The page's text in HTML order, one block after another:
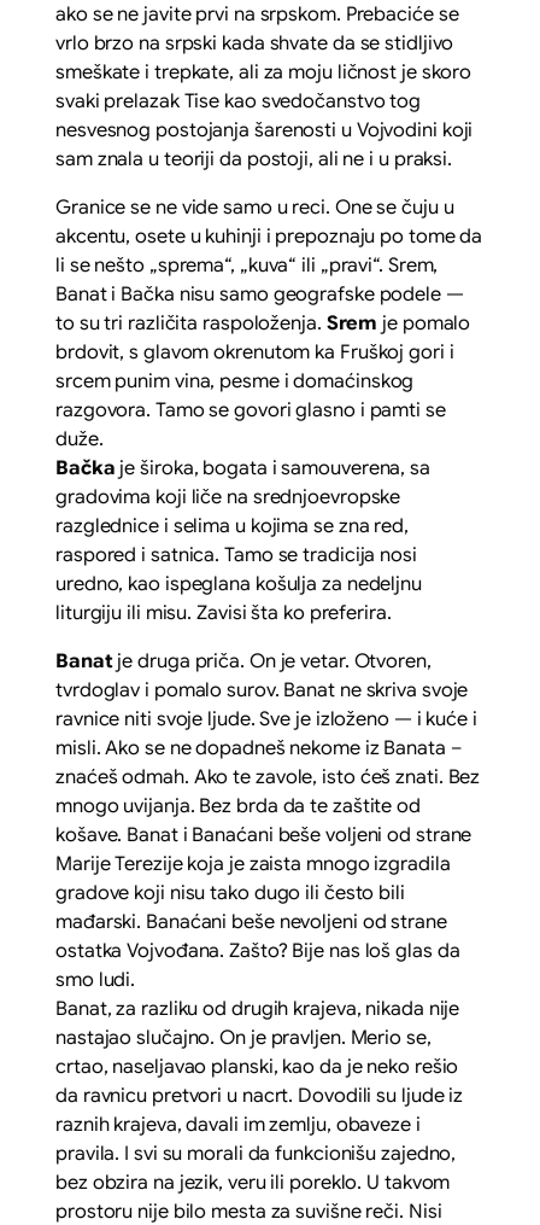
ako se ne javite prvi na srpskom. Prebaciće se
vrlo brzo na srpski kada shvate da se stidljivo
smeškate i trepkate, ali za moju ličnost je skoro
svaki prelazak Tise kao svedočanstvo tog
nesvesnog postojanja šarenosti u Vojvodini koji
sam znala u teoriji da postoji, ali ne i u praksi.
Granice se ne vide samo u reci. One se čuju u
akcentu, osete u kuhinji i prepoznaju po tome da
li se nešto „sprema“, „kuva“ ili „pravi“. Srem,
Banat i Bačka nisu samo geografske podele —
to su tri različita raspoloženja. Srem je pomalo
brdovit, s glavom okrenutom ka Fruškoj gori i
srcem punim vina, pesme i domaćinskog
razgovora. Tamo se govori glasno i pamti se
duže.
Bačka je široka, bogata i samouverena, sa
gradovima koji liče na srednjoevropske
razglednice i selima u kojima se zna red,
raspored i satnica. Tamo se tradicija nosi
uredno, kao ispeglana košulja za nedeljnu
liturgiju ili misu. Zavisi šta ko preferira.
Banat je druga priča. On je vetar. Otvoren,
tvrdoglav i pomalo surov. Banat ne skriva svoje
ravnice niti svoje ljude. Sve je izloženo — i kuće i
misli. Ako se ne dopadneš nekome iz Banata –
znaćeš odmah. Ako te zavole, isto ćeš znati. Bez
mnogo uvijanja. Bez brda da te zaštite od
košave. Banat i Banaćani beše voljeni od strane
Marije Terezije koja je zaista mnogo izgradila
gradove koji nisu tako dugo ili često bili
mađarski. Banaćani beše nevoljeni od strane
ostatka Vojvođana. Zašto? Bije nas loš glas da
smo ludi.
Banat, za razliku od drugih krajeva, nikada nije
nastajao slučajno. On je pravljen. Merio se,
crtao, naseljavao planski, kao da je neko rešio
da ravnicu pretvori u nacrt. Dovodili su ljude iz
raznih krajeva, davali im zemlju, obaveze i
pravila. I svi su morali da funkcionišu zajedno,
bez obzira na jezik, veru ili poreklo. U takvom
prostoru nije bilo mesta za suvišne reči. Nisi